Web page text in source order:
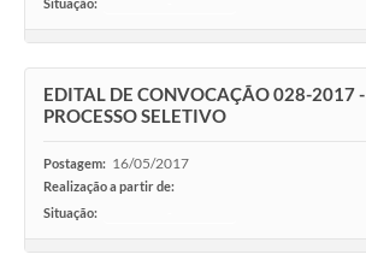
Situação:
EDITAL DE CONVOCAÇÃO 028-2017 -
PROCESSO SELETIVO
Postagem: 16/05/2017
Realização a partir de:
Situação: